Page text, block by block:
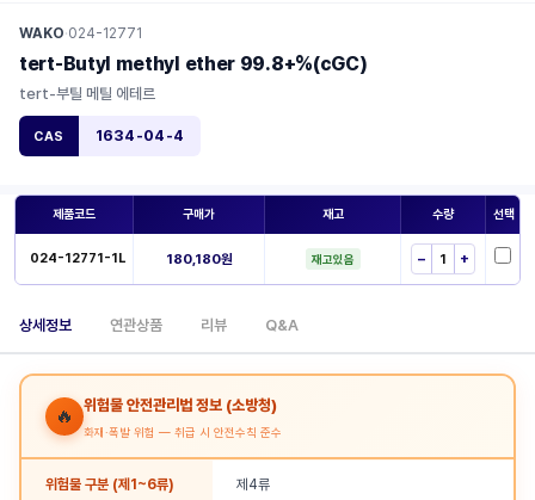
WAKO·024-12771
tert-Butyl methyl ether 99.8+%(cGC)
tert-부틸 메틸 에테르
CAS 1634-04-4
제품코드 구매가 재고 수량 선택
024-12771-1L 180,180원 재고있음 − +
상세정보 연관상품 리뷰 Q&A
🔥 위험물 안전관리법 정보 (소방청)
화재·폭발 위험 — 취급 시 안전수칙 준수
위험물 구분 (제1~6류) 제4류